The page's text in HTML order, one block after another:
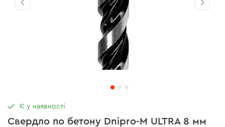
Свердло по бетону Dnipro-M ULTRA 8 мм
Є у наявності